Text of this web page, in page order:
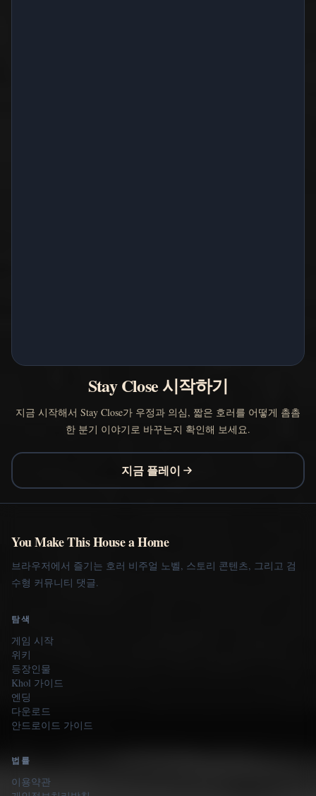
Stay Close 시작하기
지금 시작해서 Stay Close가 우정과 의심, 짧은 호러를 어떻게 촘촘
한 분기 이야기로 바꾸는지 확인해 보세요.
지금 플레이
You Make This House a Home
브라우저에서 즐기는 호러 비주얼 노벨, 스토리 콘텐츠, 그리고 검
수형 커뮤니티 댓글.
탐색
게임 시작
위키
등장인물
Khol 가이드
엔딩
다운로드
안드로이드 가이드
법률
이용약관